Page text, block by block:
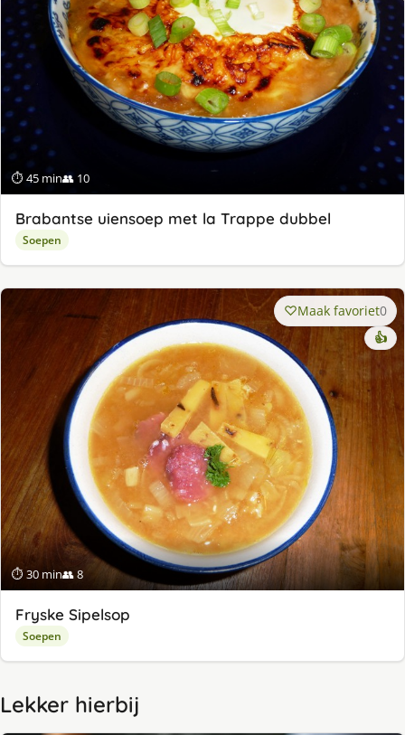
⏱ 45 min👥 10
Brabantse uiensoep met la Trappe dubbel
Soepen
⏱ 30 min👥 8
Maak favoriet0
👍
Fryske Sipelsop
Soepen
Lekker hierbij